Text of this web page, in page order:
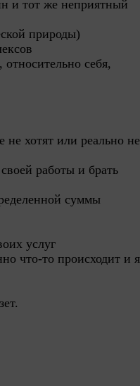
и тот же неприятный
природы)
себя,
хотят или реально не
работы и брать
суммы
услуг
что-то происходит и я